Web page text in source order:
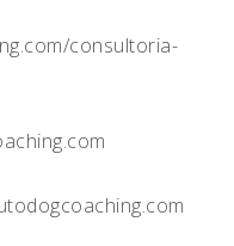
consultoria-